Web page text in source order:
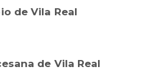
de Vila Real
de Vila Real